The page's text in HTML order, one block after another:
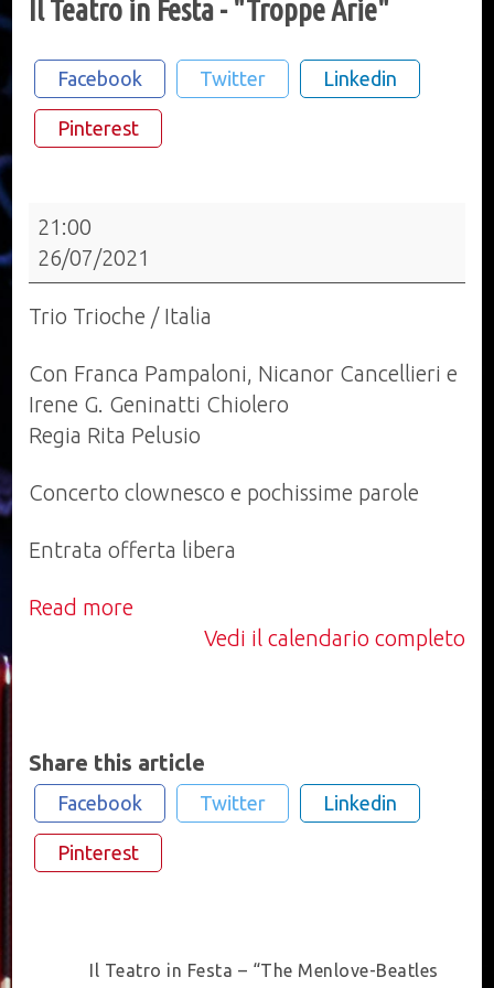
Il Teatro in Festa - "Troppe Arie"
Facebook Twitter Linkedin
Pinterest
Il
Teatro
in
Festa
"Troppe
Arie"
21:00
26/07/2021
Trio Trioche / Italia
Con Franca Pampaloni, Nicanor Cancellieri e
Irene G. Geninatti Chiolero
Regia Rita Pelusio
Concerto clownesco e pochissime parole
Entrata offerta libera
Read more
Vedi il calendario completo
Share this article
Facebook Twitter Linkedin
Pinterest
PostIl Teatro in Festa – “The Menlove-Beatles